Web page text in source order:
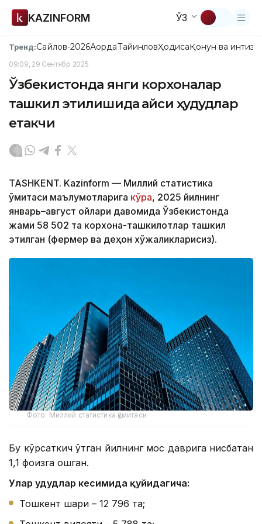
KAZINFORM ЎЗ
Тренд:Сайлов-2026АқордаТайинловҲодисаҚонун ва
09:09, 29 Сентябр 2025
Ўзбекистонда янги корхоналар
ташкил этилишида қайси ҳудудлар
етакчи
TASHKENT. Kazinform — Миллий статистика
қўмитаси маълумотларига кўра, 2025 йилнинг
январь–август ойлари давомида Ўзбекистонда
жами 58 502 та корхона-ташкилотлар ташкил
этилган (фермер ва деҳқон хўжаликларисиз).
Фото: Миллий статистика қўмитаси
Бу кўрсаткич ўтган йилнинг мос даврига нисбатан
1,1 фоизга ошган.
Улар ҳудудлар кесимида қуйидагича:
Тошкент шаҳри – 12 796 та;